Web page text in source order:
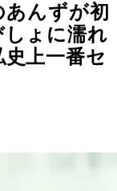
んずが初
ょに濡れ
上一番セ